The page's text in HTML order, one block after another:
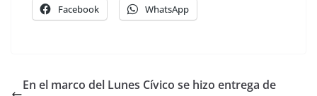
Facebook WhatsApp
En el marco del Lunes Cívico se hizo entrega de